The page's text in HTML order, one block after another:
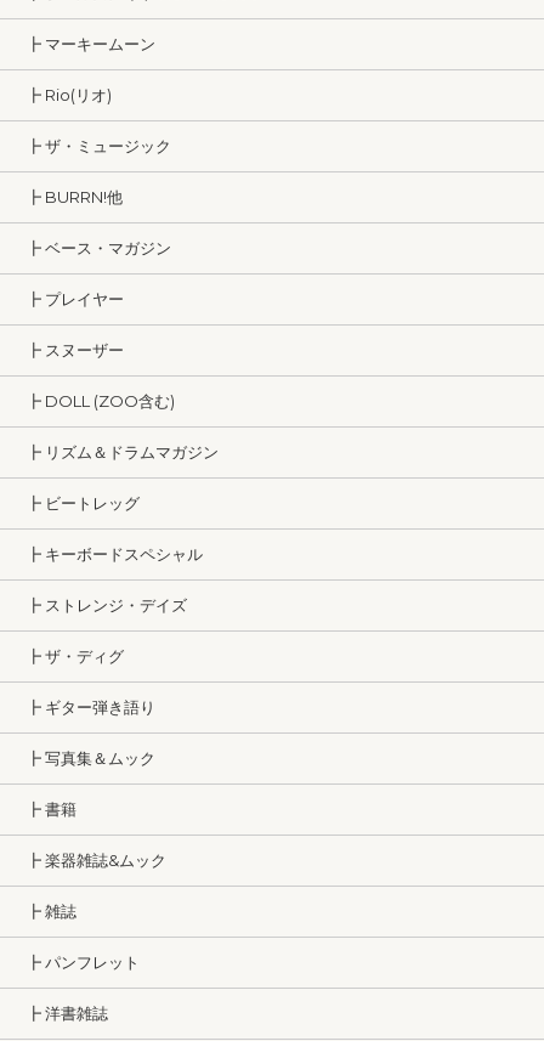
┣ マーキームーン
┣ Rio(リオ)
┣ ザ・ミュージック
┣ BURRN!他
┣ ベース・マガジン
┣ プレイヤー
┣ スヌーザー
┣ DOLL (ZOO含む)
┣ リズム＆ドラムマガジン
┣ ビートレッグ
┣ キーボードスペシャル
┣ ストレンジ・デイズ
┣ ザ・ディグ
┣ ギター弾き語り
┣ 写真集＆ムック
┣ 書籍
┣ 楽器雑誌&ムック
┣ 雑誌
┣ パンフレット
┣ 洋書雑誌